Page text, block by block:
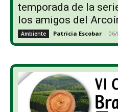
temporada de la
los amigos del
Ambiente Patricia Escobar - 06/